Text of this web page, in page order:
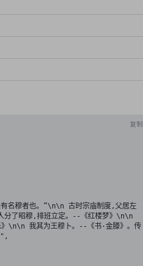
复制
了昭穆,排班立定。--《红楼梦》\n\n
我其为王穆卜。--《书·金滕》。传
",